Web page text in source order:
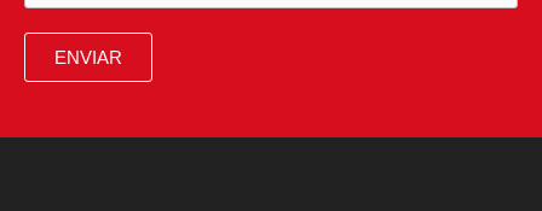
era
del
de
ENVIAR